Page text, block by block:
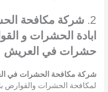
2. شركة مكافحة
ابادة الحشرات و
حشرات في العريش
شركة مكافحة الحشرات في
لمكافحة الحشرات والقوارض